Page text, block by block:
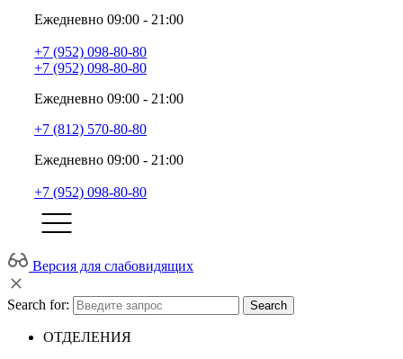
Ежедневно 09:00 - 21:00
+7 (952) 098-80-80
+7 (952) 098-80-80
Ежедневно 09:00 - 21:00
+7 (812) 570-80-80
Ежедневно 09:00 - 21:00
+7 (952) 098-80-80
Версия для слабовидящих
Search for: Search
ОТДЕЛЕНИЯ